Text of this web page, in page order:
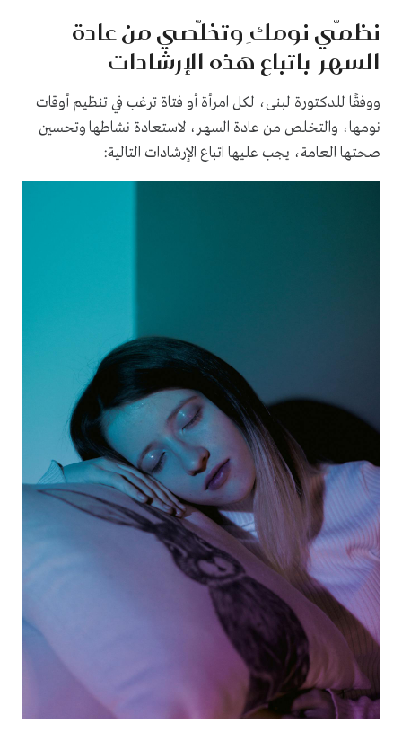
نظمّي نومكِ وتخلّصي من عادة
السهر باتباع هذه الإرشادات
ووفقًا للدكتورة لبنى، لكل امرأة أو فتاة ترغب في تنظيم أوقات
نومها، والتخلص من عادة السهر، لاستعادة نشاطها وتحسين
صحتها العامة، يجب عليها اتباع الإرشادات التالية: